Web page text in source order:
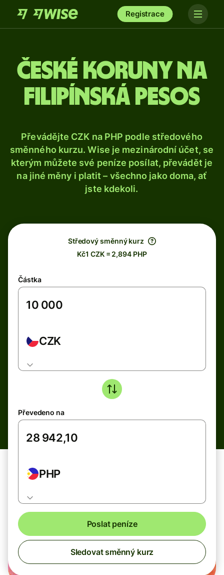
Registrace
České koruny na
filipínská pesos
Převádějte CZK na PHP podle středového
směnného kurzu. Wise je mezinárodní účet, se
kterým můžete své peníze posílat, převádět je
na jiné měny i platit – všechno jako doma, ať
jste kdekoli.
Středový směnný kurz
Kč1 CZK = 2,894 PHP
Částka
CZK
Převedeno na
PHP
Poslat peníze
Sledovat směnný kurz